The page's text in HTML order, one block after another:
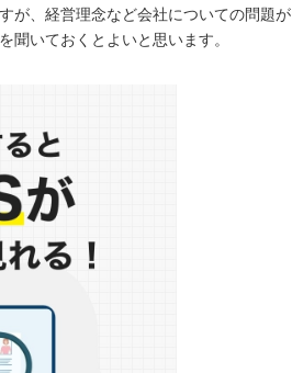
が、経営理念など会社についての問題が
いておくとよいと思います。